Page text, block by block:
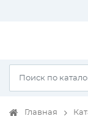
Главная